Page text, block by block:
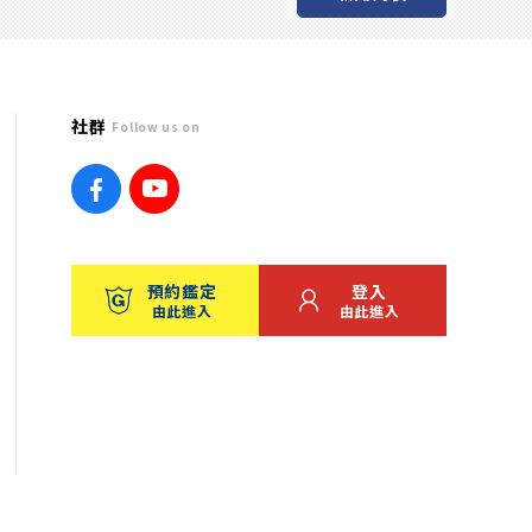
社群 Follow us on
預約鑑定
由此進入
登入
由此進入